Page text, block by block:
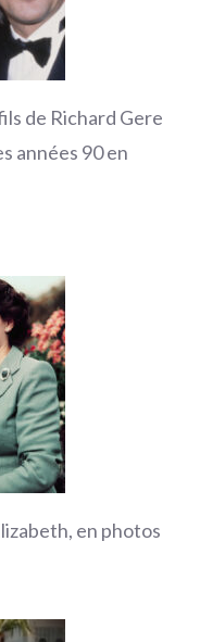
de Richard Gere
années 90 en
en photos